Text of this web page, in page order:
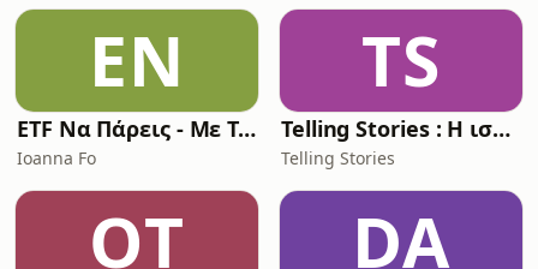
EΝ
ETF Να Πάρεις - Με Την Ioanna Fo
Ioanna Fo
TS
Telling Stories : Η ιστορία όπως δεν την ξέρατε!
Telling Stories
OΤ DA